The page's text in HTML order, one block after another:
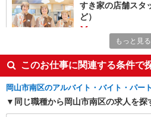
すき家の店舗スタ
ど）
時給1,375円
岡山県岡山市南
キープ
アルバイト パート
すき家 岡山福田店
もっと見る
このお仕事に関連する条件で
岡山市南区のアルバイト・バイト・パー
同じ職種から岡山市南区の求人を探